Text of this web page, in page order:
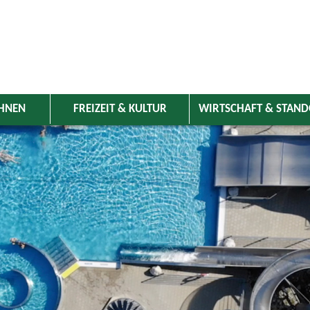
FREIZEIT & KULTUR WIRTSCHAFT &